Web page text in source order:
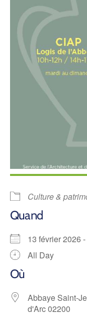
Culture &
Quand
13 février 2026
All Day
Où
Abbaye Saint-
d'Arc 02200